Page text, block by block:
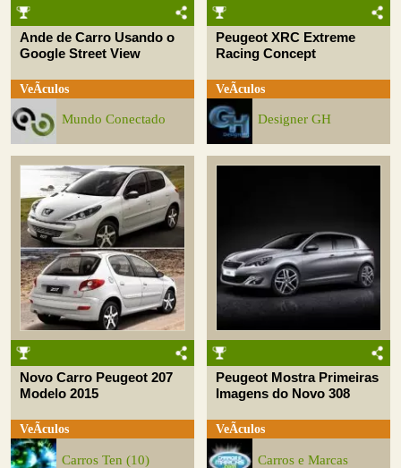
Ande de Carro Usando o
Google Street View
VeÃ­culos
Mundo Conectado
Peugeot XRC Extreme
Racing Concept
VeÃ­culos
Designer GH
Novo Carro Peugeot 207
Modelo 2015
VeÃ­culos
Carros Ten (10)
Peugeot Mostra Primeiras
Imagens do Novo 308
VeÃ­culos
Carros e Marcas